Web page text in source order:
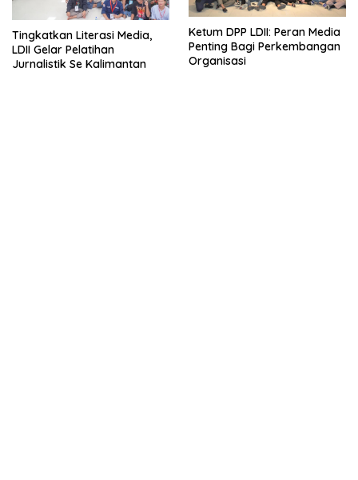
Tingkatkan Literasi Media,
LDII Gelar Pelatihan
Jurnalistik Se Kalimantan
Ketum DPP LDII: Peran Media
Penting Bagi Perkembangan
Organisasi